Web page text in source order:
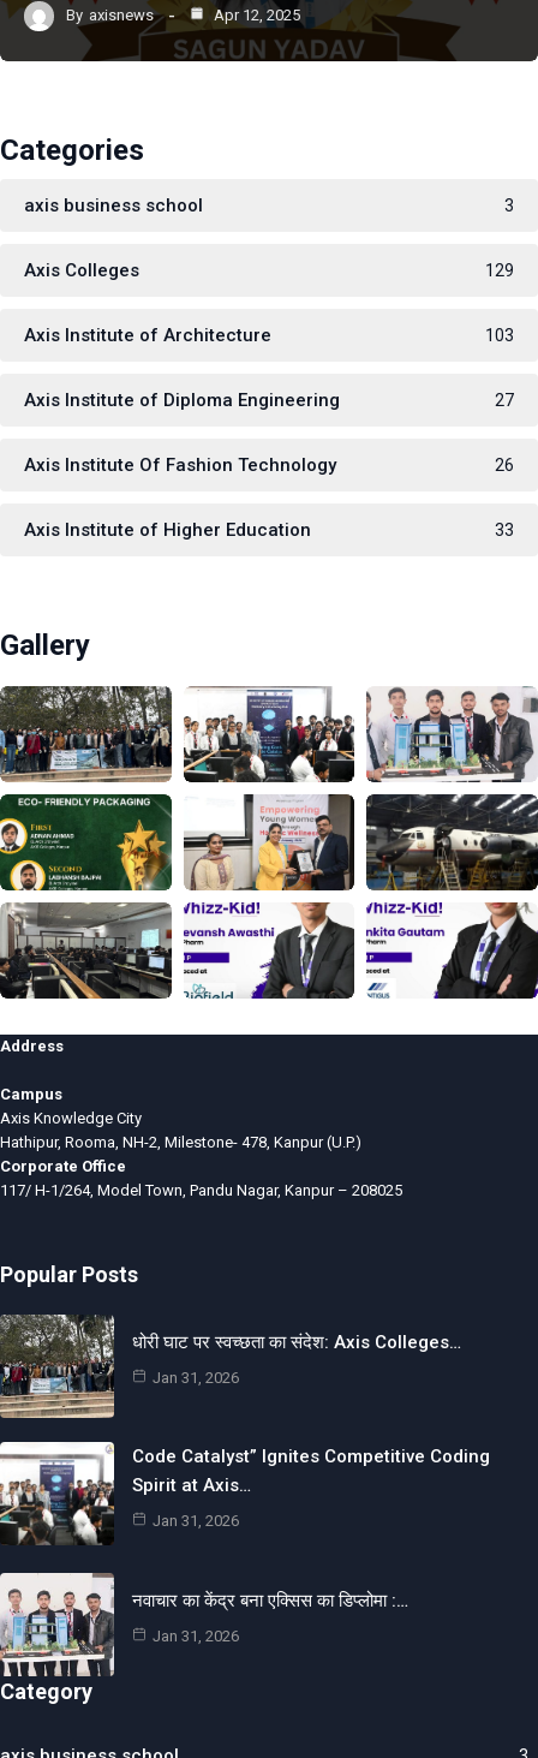
By axisnews Apr 12, 2025
Categories
axis business school 3
Axis Colleges 129
Axis Institute of Architecture 103
Axis Institute of Diploma Engineering 27
Axis Institute Of Fashion Technology 26
Axis Institute of Higher Education 33
Gallery
Address
Campus
Axis Knowledge City
Hathipur, Rooma, NH-2, Milestone- 478, Kanpur (U.P.)
Corporate Office
117/ H-1/264, Model Town, Pandu Nagar, Kanpur – 208025
Popular Posts
धोरी घाट पर स्वच्छता का संदेश: Axis Colleges…
Jan 31, 2026
Code Catalyst” Ignites Competitive Coding
Spirit at Axis…
Jan 31, 2026
नवाचार का केंद्र बना एक्सिस का डिप्लोमा :…
Jan 31, 2026
Category